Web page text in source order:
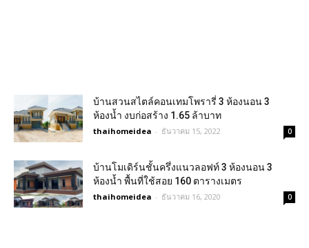
บ้านสวนสไตล์คอนเทมโพรารี่ 3 ห้องนอน 3
ห้องน้ำ งบก่อสร้าง 1.65 ล้าบาท
thaihomeidea - ธันวาคม 15, 2022 0
บ้านโมเดิร์นชั้นครึ่งแนวลอฟท์ 3 ห้องนอน 3
ห้องน้ำ พื้นที่ใช้สอย 160 ตารางเมตร
thaihomeidea - ธันวาคม 16, 2020 0